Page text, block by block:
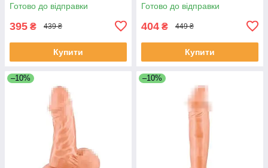
Готово до відправки
395 ₴ 439 ₴
Купити
Готово до відправки
404 ₴ 449 ₴
Купити
–10% –10%